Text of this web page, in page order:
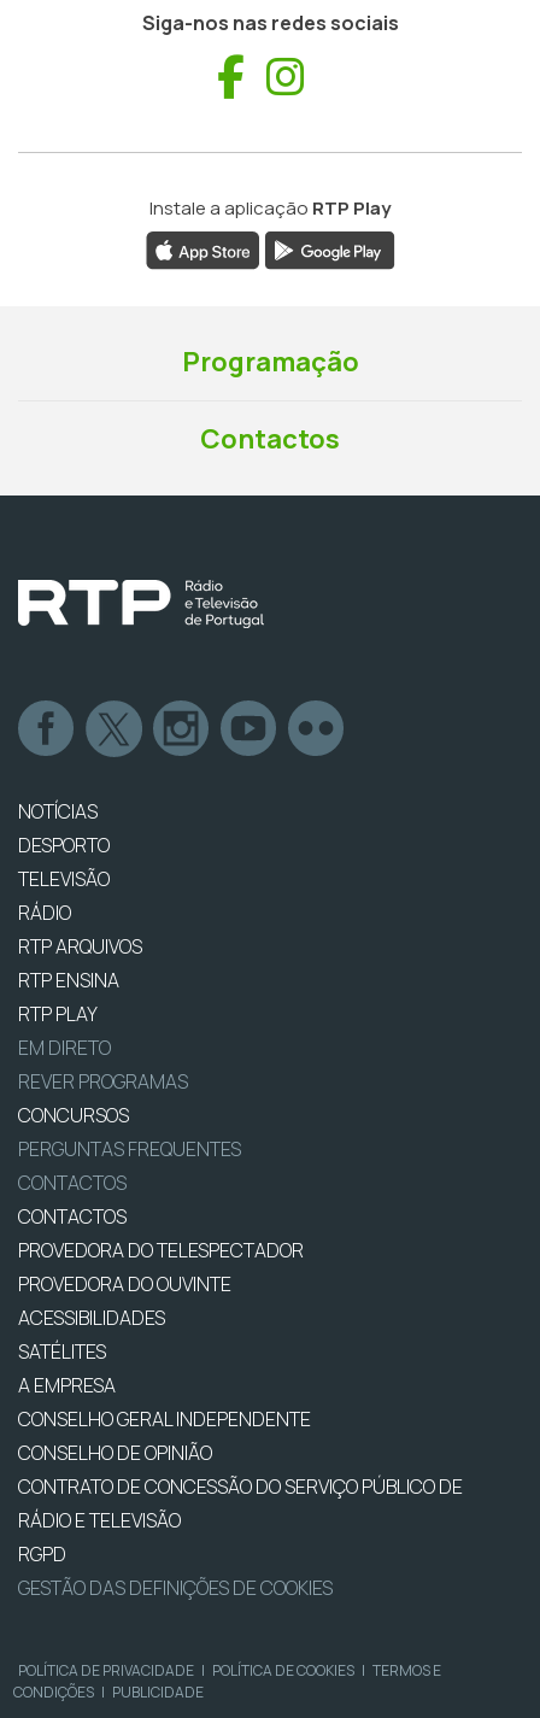
Siga-nos nas redes sociais
Facebook
Instale a aplicação RTP Play
Programação
Contactos
NOTÍCIAS
DESPORTO
TELEVISÃO
RÁDIO
RTP ARQUIVOS
RTP ENSINA
RTP PLAY
EM DIRETO
REVER PROGRAMAS
CONCURSOS
PERGUNTAS FREQUENTES
CONTACTOS
CONTACTOS
PROVEDORA DO TELESPECTADOR
PROVEDORA DO OUVINTE
ACESSIBILIDADES
SATÉLITES
A EMPRESA
CONSELHO GERAL INDEPENDENTE
CONSELHO DE OPINIÃO
CONTRATO DE CONCESSÃO DO SERVIÇO PÚBLICO DE
RÁDIO E TELEVISÃO
RGPD
GESTÃO DAS DEFINIÇÕES DE COOKIES
POLÍTICA DE PRIVACIDADE | POLÍTICA DE COOKIES | TERMOS E
CONDIÇÕES | PUBLICIDADE